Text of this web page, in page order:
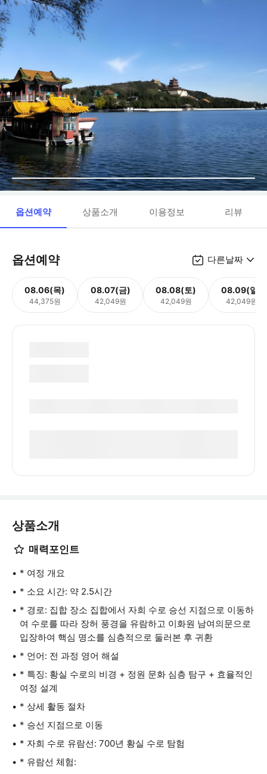
옵션예약 상품소개 이용정보 리뷰
옵션예약 다른날짜
08.06(목)
44,375원
08.07(금)
42,049원
08.08(토)
42,049원
08.09(일)
42,049원
상품소개
매력포인트
* 여정 개요
* 소요 시간: 약 2.5시간
* 경로: 집합 장소 집합에서 자희 수로 승선 지점으로 이동하
여 수로를 따라 장허 풍경을 유람하고 이화원 남여의문으로
입장하여 핵심 명소를 심층적으로 둘러본 후 귀환
* 언어: 전 과정 영어 해설
* 특징: 황실 수로의 비경 + 정원 문화 심층 탐구 + 효율적인
여정 설계
* 상세 활동 절차
* 승선 지점으로 이동
* 자희 수로 유람선: 700년 황실 수로 탐험
* 유람선 체험: